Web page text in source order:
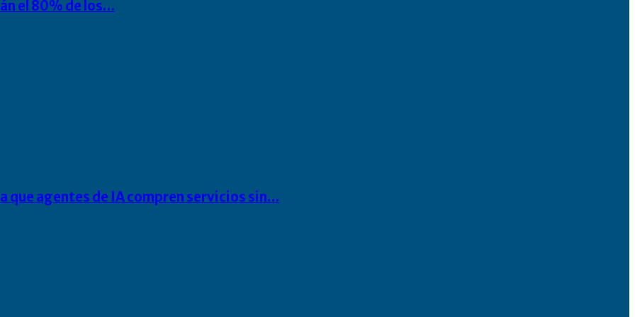
el 80% de los…
agentes de IA compren servicios sin…